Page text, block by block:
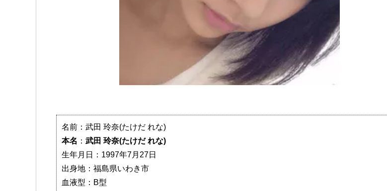
名前：武田 玲奈(たけだ れな)
本名 ： 武田 玲奈(たけだ れな)
生年月日：1997年7月27日
出身地：福島県いわき市
血液型：B型